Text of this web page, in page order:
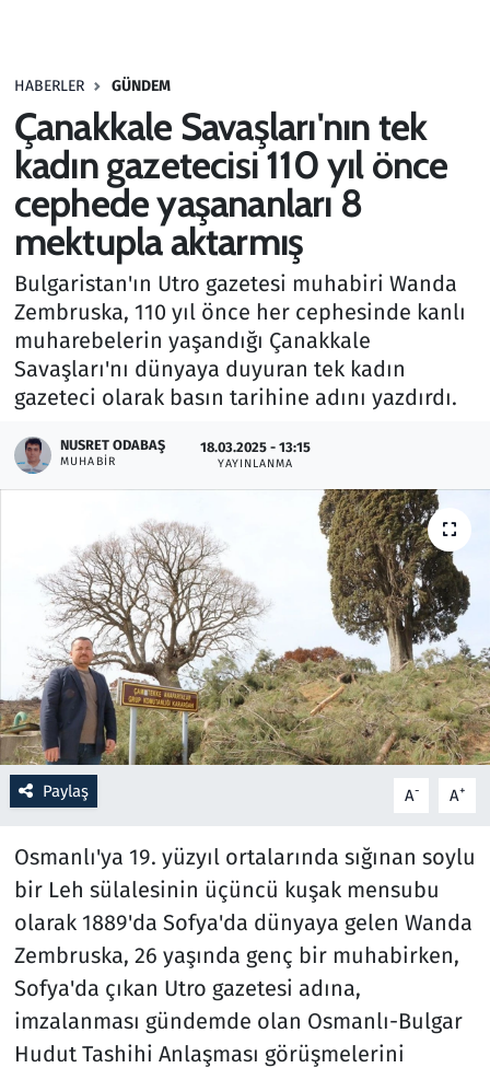
HABERLER GÜNDEM
Çanakkale Savaşları'nın tek
kadın gazetecisi 110 yıl önce
cephede yaşananları 8
mektupla aktarmış
Bulgaristan'ın Utro gazetesi muhabiri Wanda
Zembruska, 110 yıl önce her cephesinde kanlı
muharebelerin yaşandığı Çanakkale
Savaşları'nı dünyaya duyuran tek kadın
gazeteci olarak basın tarihine adını yazdırdı.
NUSRET ODABAŞ
MUHABIR
18.03.2025 - 13:15
YAYINLANMA
Paylaş A- A+
Osmanlı'ya 19. yüzyıl ortalarında sığınan soylu
bir Leh sülalesinin üçüncü kuşak mensubu
olarak 1889'da Sofya'da dünyaya gelen Wanda
Zembruska, 26 yaşında genç bir muhabirken,
Sofya'da çıkan Utro gazetesi adına,
imzalanması gündemde olan Osmanlı-Bulgar
Hudut Tashihi Anlaşması görüşmelerini
Haber
Kültür Sanat
Kurumsal Haberler
Lezzet Durağı
Memur ve Kamu
Otomobil
Ramazan
Resmi İlanlar
Rüya Tabirleri
Sağlık
Savunma Sanayi
Seçim 2023
Teknoloji ve Bilim
Televizyon